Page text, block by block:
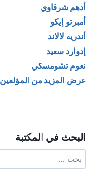
أدهم شرقاوي
أمبرتو إيكو
أندريه لالاند
إدوارد سعيد
نعوم تشومسكي
عرض المزيد من المؤلفين
البحث في المكتبة
عن: